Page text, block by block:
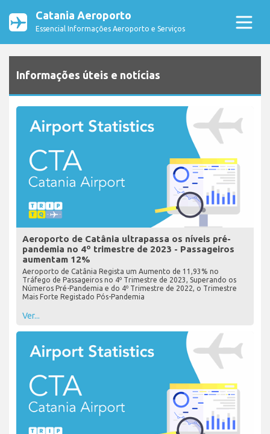
Catania Aeroporto
Essencial Informações Aeroporto e Serviços
Informações úteis e notícias
Aeroporto de Catânia ultrapassa os níveis pré-
pandemia no 4º trimestre de 2023 - Passageiros
aumentam 12%
Aeroporto de Catânia Regista um Aumento de 11,93% no
Tráfego de Passageiros no 4º Trimestre de 2023, Superando os
Números Pré-Pandemia e do 4º Trimestre de 2022, o Trimestre
Mais Forte Registado Pós-Pandemia
Ver...